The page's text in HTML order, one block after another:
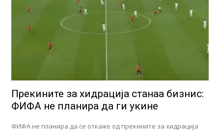
Прекините за хидрација станаа бизнис:
ФИФА не планира да ги укине
ФИФА не планира да се откаже од прекините за хидрација